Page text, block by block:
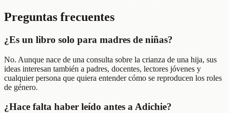
Preguntas frecuentes
¿Es un libro solo para madres de niñas?
No. Aunque nace de una consulta sobre la crianza de una hija, sus
ideas interesan también a padres, docentes, lectores jóvenes y
cualquier persona que quiera entender cómo se reproducen los roles
de género.
¿Hace falta haber leído antes a Adichie?